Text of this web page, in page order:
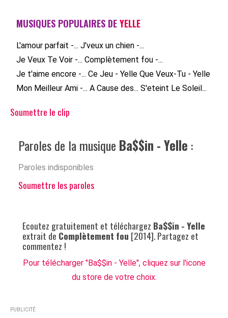
MUSIQUES POPULAIRES DEYELLE
L'amour parfait -... J'veux un chien -...
Je Veux Te Voir -... Complètement fou -...
Je t'aime encore -... Ce Jeu - Yelle Que Veux-Tu - Yelle
Mon Meilleur Ami -... A Cause des... S'eteint Le Soleil...
Soumettre le clip
Paroles de la musique Ba$$in - Yelle :
Paroles indisponibles
Soumettre les paroles
Ecoutez gratuitement et téléchargez Ba$$in - Yelle
extrait de Complètement fou [2014]. Partagez et
commentez !
Pour télécharger "Ba$$in - Yelle", cliquez sur l'icone
du store de votre choix.
PUBLICITÉ